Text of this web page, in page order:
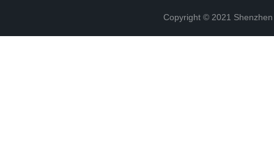
Copyright © 2021